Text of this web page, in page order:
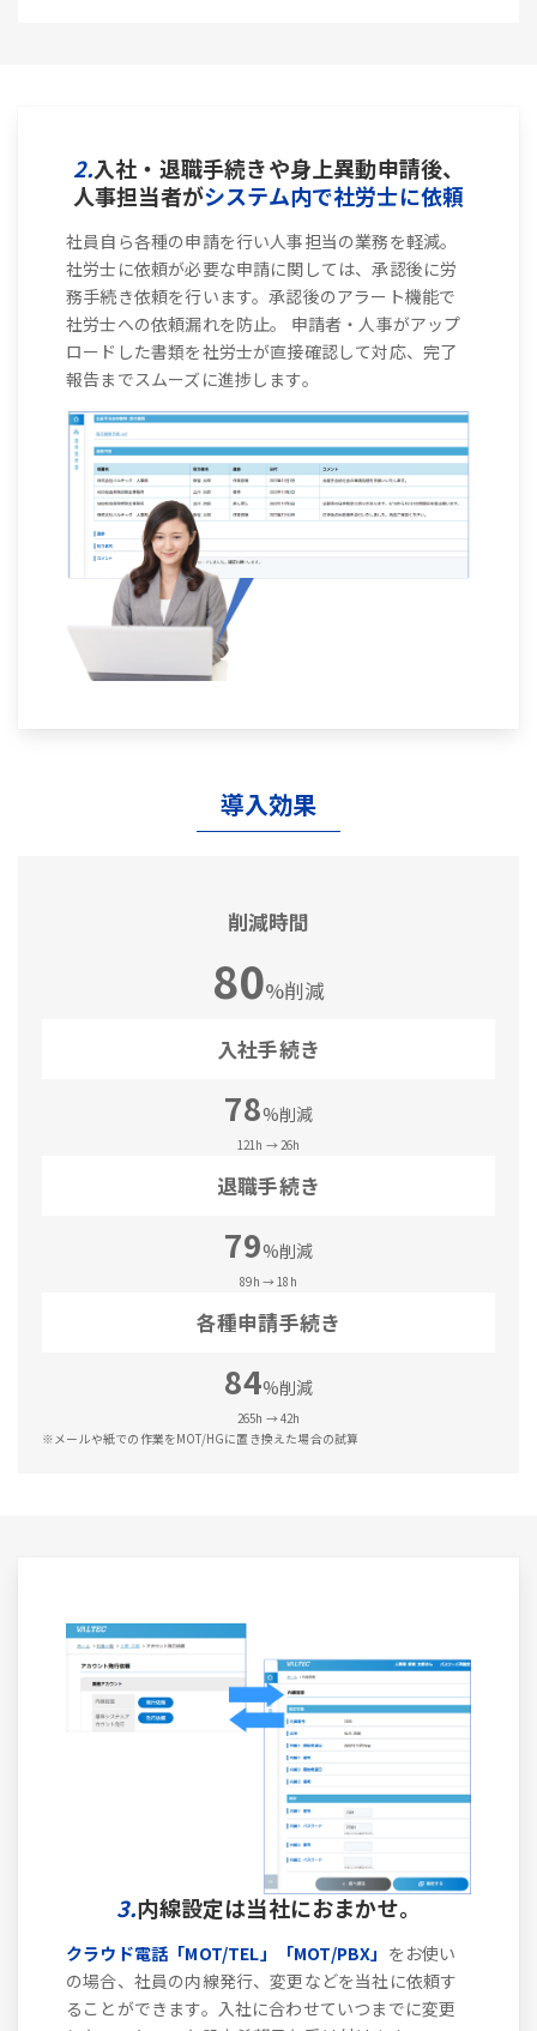
2.入社・退職手続きや身上異動申請後、
人事担当者がシステム内で社労士に依頼
社員自ら各種の申請を行い人事担当の業務を軽減。
社労士に依頼が必要な申請に関しては、承認後に労
務手続き依頼を行います。承認後のアラート機能で
社労士への依頼漏れを防止。 申請者・人事がアップ
ロードした書類を社労士が直接確認して対応、完了
報告までスムーズに進捗します。
導入効果
削減時間
80%削減
入社手続き
78%削減
121h → 26h
退職手続き
79%削減
89h → 18h
各種申請手続き
84%削減
265h → 42h
※メールや紙での作業をMOT/HGに置き換えた場合の試算
3.内線設定は当社におまかせ。
クラウド電話「MOT/TEL」「MOT/PBX」 をお使い
の場合、社員の内線発行、変更などを当社に依頼す
ることができます。入社に合わせていつまでに変更